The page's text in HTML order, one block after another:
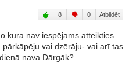
8 0 Atbildēt
kura nav iespējams atteikties.
vai dzērāju- vai arī tas
nava Dārgāk?